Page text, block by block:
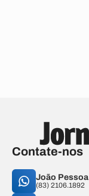
Contate-nos
João Pessoa
(83) 2106.1892